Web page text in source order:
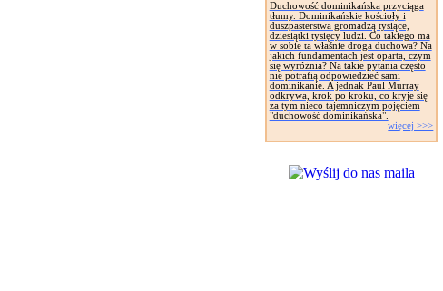
Duchowość dominikańska przyciąga
tłumy. Dominikańskie kościoły i
duszpasterstwa gromadzą tysiące,
dziesiątki tysięcy ludzi. Co takiego ma
w sobie ta właśnie droga duchowa? Na
jakich fundamentach jest oparta, czym
się wyróżnia? Na takie pytania często
nie potrafią odpowiedzieć sami
dominikanie. A jednak Paul Murray
odkrywa, krok po kroku, co kryje się
za tym nieco tajemniczym pojęciem
"duchowość dominikańska".
więcej >>>